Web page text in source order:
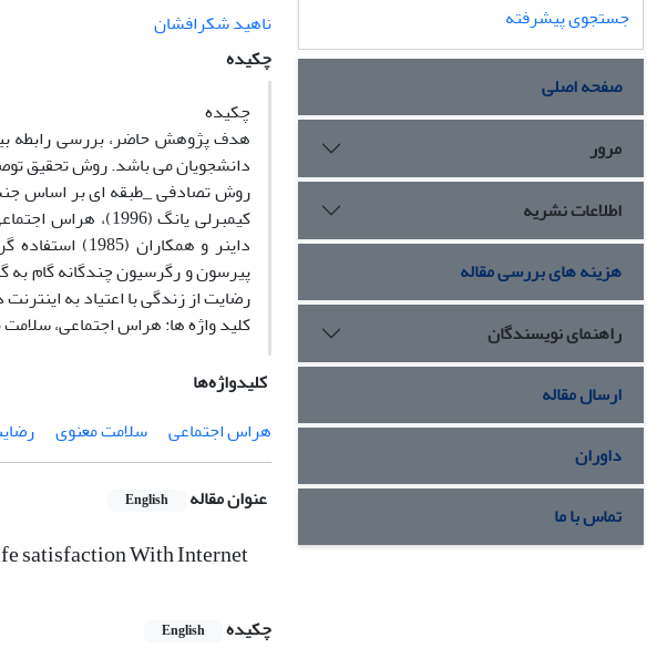
ناهید شکرافشان
چکیده
چکیده
هدف پژوهش حاضر، بررسی رابطه
روش تصادفی _طبقه ای بر اساس
پیرسون و رگرسیون چندگانه گام
رضایت از زندگی با اعتیاد به
کلید واژه ها: هراس اجتماعی، سلامت
کلیدواژه‌ها
هراس اجتماعی
سلامت معنوی
عنوان مقاله English
satisfaction With Internet
چکیده English
جستجوی پیشرفته
صفحه اصلی
مرور
اطلاعات نشریه
هزینه های بررسی مقاله
راهنمای نویسندگان
ارسال مقاله
داوران
تماس با ما